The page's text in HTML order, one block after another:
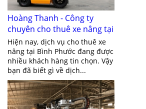
Hoàng Thanh - Công ty
chuyên cho thuê xe nâng tại
Bình Phước
Hiện nay, dịch vụ cho thuê xe
nâng tại Bình Phước đang được
nhiều khách hàng tin chọn. Vậy
bạn đã biết gì về dịch...